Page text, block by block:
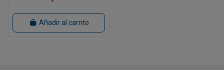
Añadir al carrito